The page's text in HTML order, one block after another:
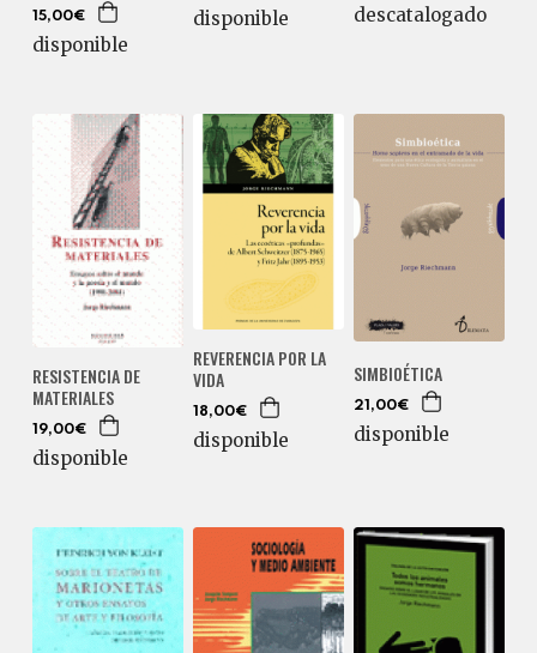
15,00€
disponible
disponible descatalogado
RESISTENCIA DE
MATERIALES
19,00€
disponible
REVERENCIA POR LA
VIDA
18,00€
disponible
SIMBIOÉTICA
21,00€
disponible